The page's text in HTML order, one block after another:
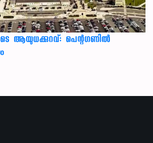
ആയുധക്കുറവ്: പെന്റഗണില്‍